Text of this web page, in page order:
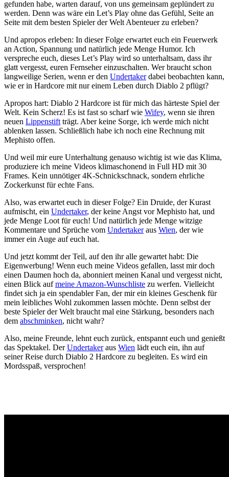
gefunden habe, warten darauf, von uns gemeinsam geplündert zu
werden. Denn was wäre ein Let’s Play ohne das Gefühl, Seite an
Seite mit dem besten Spieler der Welt Abenteuer zu erleben?
Und apropos erleben: In dieser Folge erwartet euch ein Feuerwerk
an Action, Spannung und natürlich jede Menge Humor. Ich
verspreche euch, dieses Let’s Play wird so unterhaltsam, dass ihr
glatt vergesst, euren Fernseher einzuschalten. Wer braucht schon
langweilige Serien, wenn er den Undertakerdabei beobachten kann,
wie er in Hardcore mit nur einem Leben durch Diablo 2 pflügt?
Apropos hart: Diablo 2 Hardcore ist für mich das härteste Spiel der
Welt. Kein Scherz! Es ist fast so scharf wie Wifey, wenn sie ihren
neuen Lippenstift trägt. Aber keine Sorge, ich werde mich nicht
ablenken lassen. Schließlich habe ich noch eine Rechnung mit
Mephisto offen.
Und weil mir eure Unterhaltung genauso wichtig ist wie das Klima,
produziere ich meine Videos klimaschonend in Full HD mit 30
Frames. Kein unnötiger 4K-Schnickschnack, sondern ehrliche
Zockerkunst für echte Fans.
Also, was erwartet euch in dieser Folge? Ein Druide, der Kurast
aufmischt, ein Undertaker, der keine Angst vor Mephisto hat, und
jede Menge Loot für euch! Und natürlich jede Menge witzige
Kommentare und Sprüche vom Undertakeraus Wien, der wie
immer ein Auge auf euch hat.
Und jetzt kommt der Teil, auf den ihr alle gewartet habt: Die
Eigenwerbung! Wenn euch meine Videos gefallen, lasst mir doch
einen Daumen hoch da, abonniert meinen Kanal und vergesst nicht,
einen Blick aufmeine Amazon-Wunschliste zu werfen. Vielleicht
findet sich ja ein spendabler Fan, der mir ein kleines Geschenk für
mein leibliches Wohl zukommen lassen möchte. Denn selbst der
beste Spieler der Welt braucht mal eine Stärkung, besonders nach
dem abschminken, nicht wahr?
Also, meine Freunde, lehnt euch zurück, entspannt euch und genießt
das Spektakel. DerUndertakeraus Wien lädt euch ein, ihn auf
seiner Reise durch Diablo 2 Hardcore zu begleiten. Es wird ein
Mordsspaß, versprochen!